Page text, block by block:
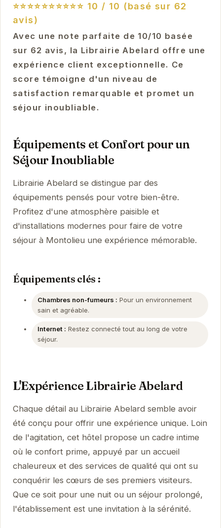
⭐⭐⭐⭐⭐⭐⭐⭐⭐⭐ 10 / 10 (basé sur 62
avis)
Avec une note parfaite de 10/10 basée
sur 62 avis, la Librairie Abelard offre une
expérience client exceptionnelle. Ce
score témoigne d'un niveau de
satisfaction remarquable et promet un
séjour inoubliable.
Équipements et Confort pour un
Séjour Inoubliable
Librairie Abelard se distingue par des
équipements pensés pour votre bien-être.
Profitez d'une atmosphère paisible et
d'installations modernes pour faire de votre
séjour à Montolieu une expérience mémorable.
Équipements clés :
Chambres non-fumeurs : Pour un environnement
sain et agréable.
Internet : Restez connecté tout au long de votre
séjour.
L'Expérience Librairie Abelard
Chaque détail au Librairie Abelard semble avoir
été conçu pour offrir une expérience unique. Loin
de l'agitation, cet hôtel propose un cadre intime
où le confort prime, appuyé par un accueil
chaleureux et des services de qualité qui ont su
conquérir les cœurs de ses premiers visiteurs.
Que ce soit pour une nuit ou un séjour prolongé,
l'établissement est une invitation à la sérénité.